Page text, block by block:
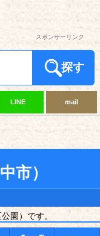
スポンサーリンク
探す
LINE mail
市）
園）です。